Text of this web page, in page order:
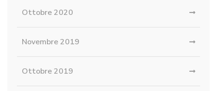
Ottobre 2020
Novembre 2019
Ottobre 2019